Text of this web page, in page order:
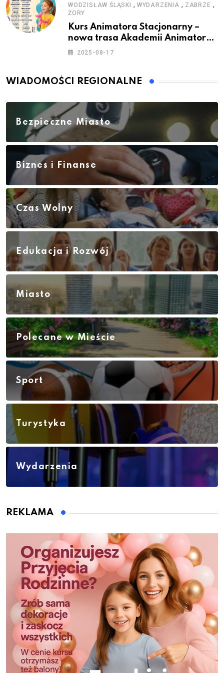
WODZISŁAW ŚLĄSKI , WYDARZENIA , ZABRZE ,
ŻORY
Kurs Animatora Stacjonarny –
nowa trasa Akademii Animatora
– jesień 2025
2025-08-17
WIADOMOŚCI REGIONALNE
Bezpieczne Miasto
Biznes i Finanse
Czas Wolny
Edukacja i Rozwój
Miasto
Polecane w Mieście
Sport
Turystyka
Wydarzenia
REKLAMA